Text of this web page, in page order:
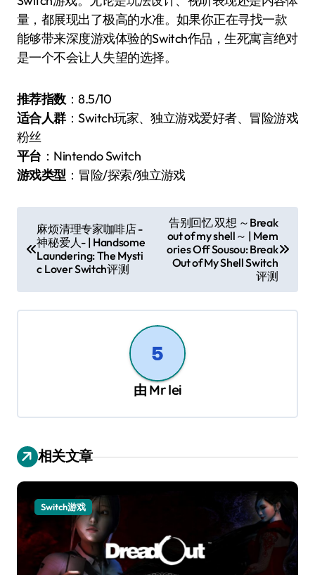
量，都展现出了极高的水准。如果你正在寻找一款
能够带来深度游戏体验的Switch作品，生死寓言绝对
是一个不会让人失望的选择。
推荐指数：8.5/10
适合人群：Switch玩家、独立游戏爱好者、冒险游戏
粉丝
平台 ：Nintendo Switch
游戏类型 ：冒险/探索/独立游戏
章
航
麻烦清理专家咖啡店 -
神秘爱人- | Handsome
Laundering: The Mysti
c Lover Switch评测
告别回忆 双想 ～Break
out of my shell～ | Mem
ories Off Sousou: Break
Out of My Shell Switch
评测
由 Mr lei
相关文章
Switch游戏